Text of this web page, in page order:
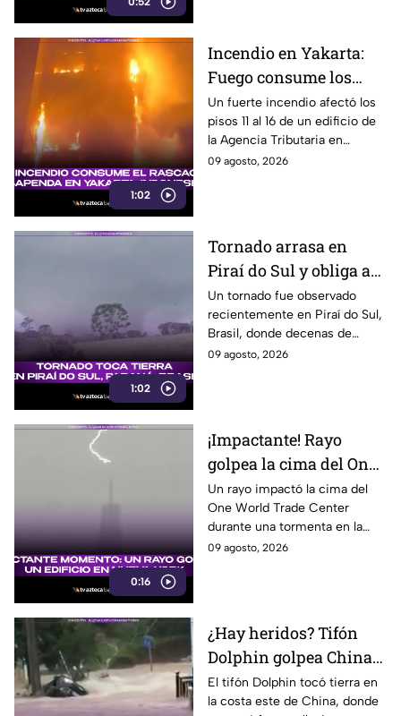
1:02
Incendio en Yakarta:
Fuego consume los
últimos pisos de
edificio de la Agencia
Tributaria
Un fuerte incendio afectó los
pisos 11 al 16 de un edificio de
la Agencia Tributaria en
Yakarta, Indonesia, provocando
09 agosto, 2026
1:02
Tornado arrasa en
Piraí do Sul y obliga a
familias a abandonar
sus hogares
Un tornado fue observado
recientemente en Piraí do Sul,
Brasil, donde decenas de
viviendas resultaron afectadas
09 agosto, 2026
0:16
¡Impactante! Rayo
golpea la cima del One
World Trade Center en
Nueva York
Un rayo impactó la cima del
One World Trade Center
durante una tormenta en la
costa este de Estados Unidos,
09 agosto, 2026
¿Hay heridos? Tifón
Dolphin golpea China
con fuertes vientos y
lluvias
El tifón Dolphin tocó tierra en
la costa este de China, donde